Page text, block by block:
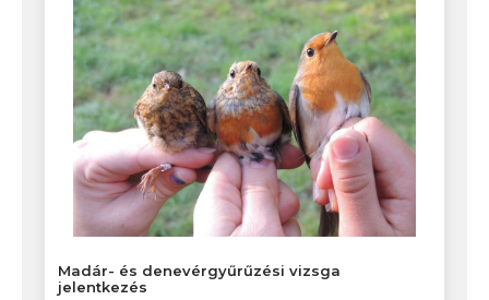
Madár- és denevérgyűrűzési vizsga
jelentkezés